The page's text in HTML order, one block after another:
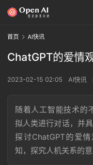
首页 AI快讯
ChatGPT的爱情
2023-02-15 02:05 AI快讯
随着人工智能技术的
拟人类进行对话，并
探讨ChatGPT的爱
知，探究人机关系的意